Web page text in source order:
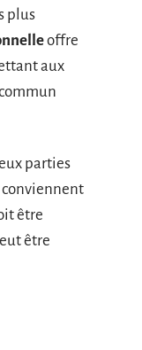
plus
offre
aux
parties
conviennent
être
être